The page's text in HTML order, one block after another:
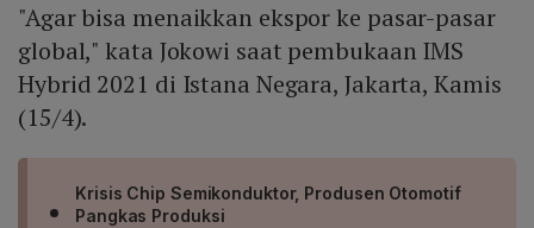
"Agar bisa menaikkan ekspor ke pasar-pasar
global," kata Jokowi saat pembukaan IMS
Hybrid 2021 di Istana Negara, Jakarta, Kamis
(15/4).
Krisis Chip Semikonduktor, Produsen Otomotif
Pangkas Produksi